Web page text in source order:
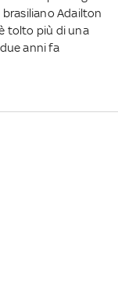
brasiliano Adailton
tolto più di una
anni fa